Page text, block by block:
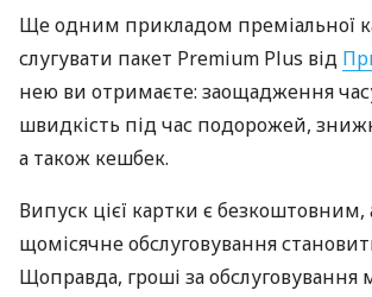
Ще одним прикладом преміальної
слугувати пакет Premium Plus від
нею ви отримаєте: заощадження
швидкість під час подорожей,
а також кешбек.
Випуск цієї картки є безкоштовним,
щомісячне обслуговування
Щоправда, гроші за обслуговування